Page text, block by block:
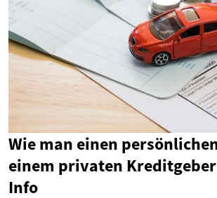
Wie man einen
einem privaten
Info